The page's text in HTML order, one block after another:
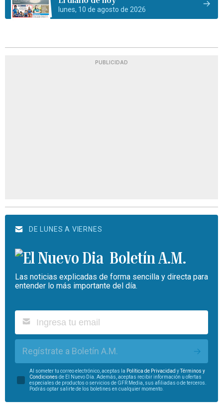
lunes, 10 de agosto de 2026
PUBLICIDAD
DE LUNES A VIERNES
Boletín A.M.
Las noticias explicadas de forma sencilla y directa para
entender lo más importante del día.
Regístrate a Boletín A.M.
Al someter tu correo electrónico, aceptas la Política de Privacidad yTérminos y
Condiciones de El Nuevo Día. Además, aceptas recibir información u ofertas
especiales de productos o servicios de GFR Media, sus afiliadas o de terceros.
Podrás optar salirte de los boletines en cualquier momento.